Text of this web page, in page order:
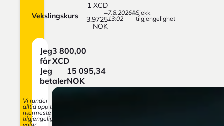
Vekslingskurs
1 XCD
=
3,9725
NOK
7.8.2026
13:02
Sjekk
tilgjengelighet
Jeg
får
3 800,00
XCD
Jeg
betaler
15 095,34
NOK
Vi runder
alltid opp til
nærmeste
tilgjengelige
valør.